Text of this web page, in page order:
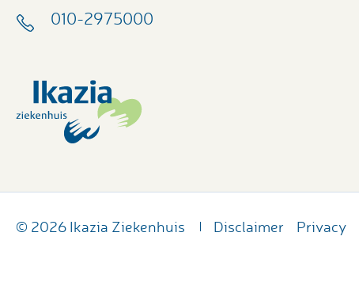
010-2975000
© 2026 Ikazia Ziekenhuis Disclaimer Privacy